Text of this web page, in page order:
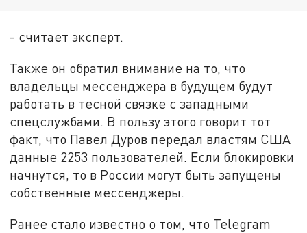
- считает эксперт.
Также он обратил внимание на то, что
владельцы мессенджера в будущем будут
работать в тесной связке с западными
спецслужбами. В пользу этого говорит тот
факт, что Павел Дуров передал властям США
данные 2253 пользователей. Если блокировки
начнутся, то в России могут быть запущены
собственные мессенджеры.
Ранее стало известно о том, что Telegram